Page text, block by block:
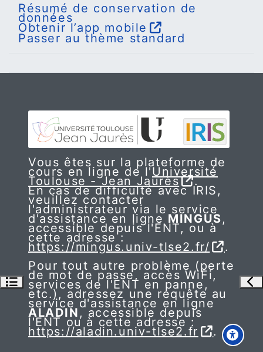
Ouvrir l’index du cours
Résumé de conservation de
données
Obtenir l’app mobile
Passer au thème standard
Vous êtes sur la plateforme de
cours en ligne de l'Université
Toulouse - Jean Jaurès .
En cas de difficulté avec IRIS,
veuillez contacter
l'administrateur via le service
d'assistance en ligne MINGUS,
accessible depuis l'ENT, ou à
cette adresse :
https://mingus.univ-tlse2.fr/
.
Pour tout autre problème (perte
de mot de passe, accès WiFi,
services de l'ENT en panne,
etc.), adressez une requête au
service d'assistance en ligne
ALADIN , accessible depuis
l'ENT ou à cette adresse :
https://aladin.univ-tlse2.fr .